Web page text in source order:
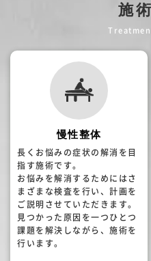
施
慢性整体
長くお悩みの症状の解消を目
指す施術です。
お悩みを解消するためにはさ
まざまな検査を行い、計画を
ご説明させていただきます。
見つかった原因を一つひとつ
課題を解決しながら、施術を
行います。